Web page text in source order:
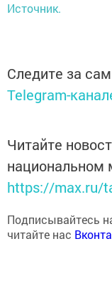
Источник.
Следите за
Telegram-
Читайте
национальном
https://max.ru/
Подписывайтесь
читайте нас